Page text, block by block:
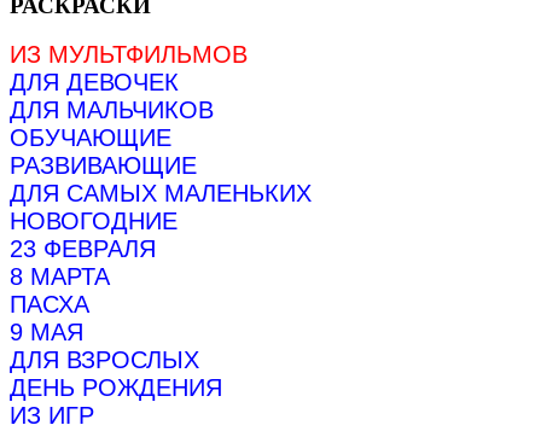
РАСКРАСКИ
ИЗ МУЛЬТФИЛЬМОВ
ДЛЯ ДЕВОЧЕК
ДЛЯ МАЛЬЧИКОВ
ОБУЧАЮЩИЕ
РАЗВИВАЮЩИЕ
ДЛЯ САМЫХ МАЛЕНЬКИХ
НОВОГОДНИЕ
23 ФЕВРАЛЯ
8 МАРТА
ПАСХА
9 МАЯ
ДЛЯ ВЗРОСЛЫХ
ДЕНЬ РОЖДЕНИЯ
ИЗ ИГР